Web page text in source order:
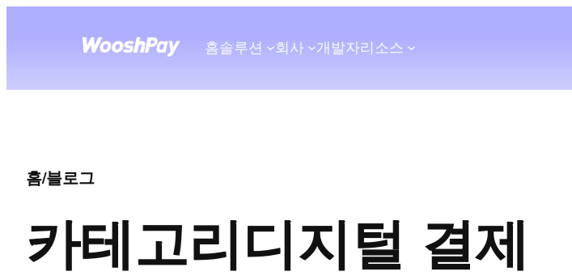
홈솔루션 회사 개발자리소스
홈/블로그
카테고리디지털 결제